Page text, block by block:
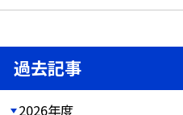
過去記事
2026年度